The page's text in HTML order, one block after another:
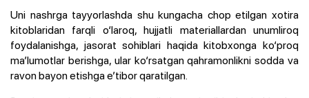
Uni nashrga tayyorlashda shu kungacha chop etilgan xotira
kitoblaridan farqli o‘laroq, hujjatli materiallardan unumliroq
foydalanishga, jasorat sohiblari haqida kitobxonga ko‘proq
ma’lumotlar berishga, ular ko‘rsatgan qahramonlikni sodda va
ravon bayon etishga e’tibor qaratilgan.